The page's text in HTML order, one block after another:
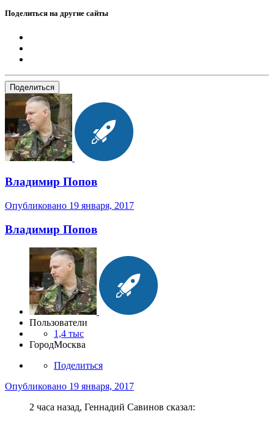
Поделиться на другие сайты
Поделиться
Владимир Попов
Опубликовано 19 января, 2017
Владимир Попов
Пользователи
1,4 тыс
ГородМосква
Поделиться
Опубликовано 19 января, 2017
2 часа назад, Геннадий Савинов сказал: